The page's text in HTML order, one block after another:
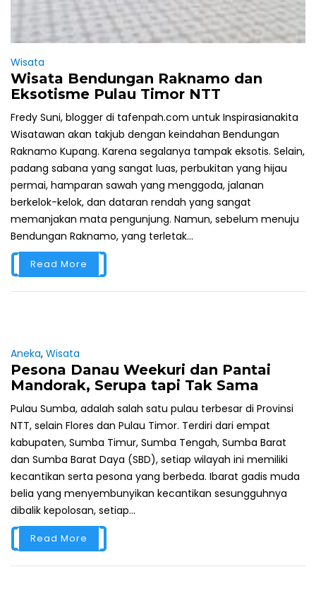
Wisata
Wisata Bendungan Raknamo dan
Eksotisme Pulau Timor NTT
Fredy Suni, blogger di tafenpah.com untuk Inspirasianakita
Wisatawan akan takjub dengan keindahan Bendungan
Raknamo Kupang. Karena segalanya tampak eksotis. Selain,
padang sabana yang sangat luas, perbukitan yang hijau
permai, hamparan sawah yang menggoda, jalanan
berkelok-kelok, dan dataran rendah yang sangat
memanjakan mata pengunjung. Namun, sebelum menuju
Bendungan Raknamo, yang terletak...
Read More
Aneka, Wisata
Pesona Danau Weekuri dan Pantai
Mandorak, Serupa tapi Tak Sama
Pulau Sumba, adalah salah satu pulau terbesar di Provinsi
NTT, selain Flores dan Pulau Timor. Terdiri dari empat
kabupaten, Sumba Timur, Sumba Tengah, Sumba Barat
dan Sumba Barat Daya (SBD), setiap wilayah ini memiliki
kecantikan serta pesona yang berbeda. Ibarat gadis muda
belia yang menyembunyikan kecantikan sesungguhnya
dibalik kepolosan, setiap...
Read More